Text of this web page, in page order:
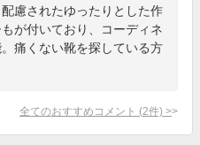
慮されたゆったりとした作
が付いており、コーディネ
痛くない靴を探している方
全てのおすすめコメント (2件) >